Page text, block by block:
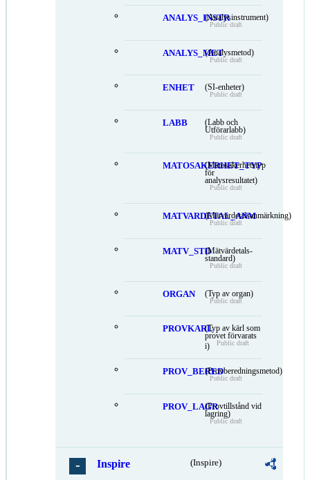
ANALYS_INSTR(Analysinstrument)
Public draft
ANALYS_MET(Analysmetod)
Public draft
ENHET (SI-enheter)
Public draft
LABB
(Labb och
Utförarlabb)
Public draft
MATOSAKERHET_TYP
(Mätosäkerhetstyp
för
analysresultatet)
Public draft
MATVARDETAL_ANM
(Mätvärdetalsanmärkning)
Public draft
MATV_STD(Mätvärdetals-
standard)
Public draft
ORGAN (Typ av organ)
Public draft
PROVKARL(Typ av kärl som
provet förvarats
i)
Public draft
PROV_BERED(Provberedningsmetod)
Public draft
PROV_LAGR(Provtillstånd vid
lagring)
Public draft
Inspire (Inspire)